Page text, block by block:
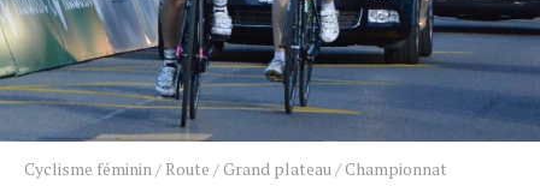
Cyclisme féminin/ Route / Grand plateau/ Championnat